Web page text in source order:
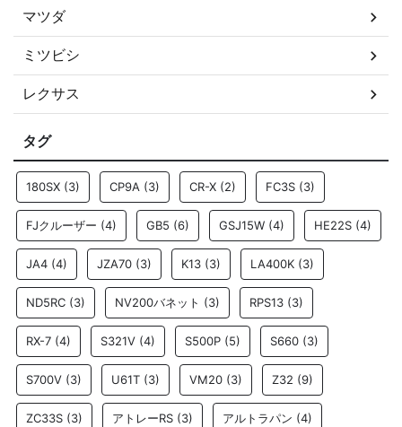
マツダ
ミツビシ
レクサス
タグ
180SX (3) CP9A (3) CR-X (2) FC3S (3)
FJクルーザー (4) GB5 (6) GSJ15W (4) HE22S (4)
JA4 (4) JZA70 (3) K13 (3) LA400K (3)
ND5RC (3) NV200バネット (3) RPS13 (3)
RX-7 (4) S321V (4) S500P (5) S660 (3)
S700V (3) U61T (3) VM20 (3) Z32 (9)
ZC33S (3) アトレーRS (3) アルトラパン (4)